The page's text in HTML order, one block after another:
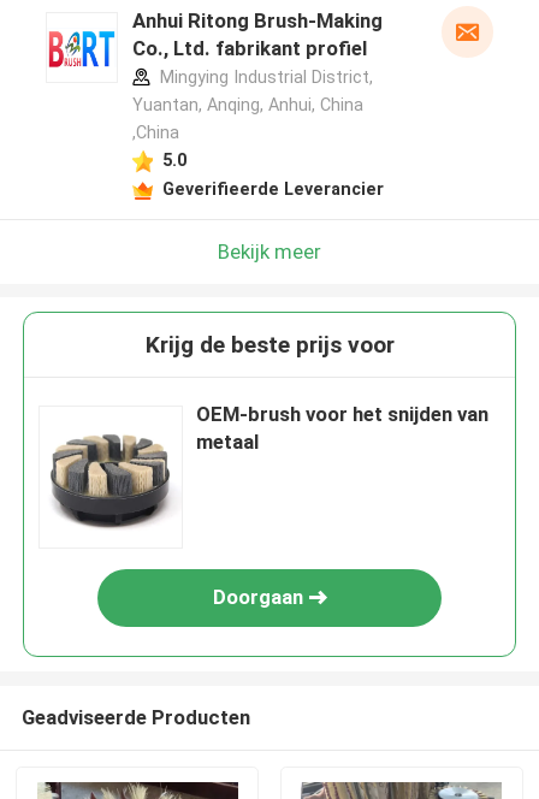
Anhui Ritong Brush-Making
Co., Ltd. fabrikant profiel
Mingying Industrial District,
Yuantan, Anqing, Anhui, China
,China
5.0
Geverifieerde Leverancier
Bekijk meer
Krijg de beste prijs voor
OEM-brush voor het snijden van
metaal
Doorgaan
Geadviseerde Producten